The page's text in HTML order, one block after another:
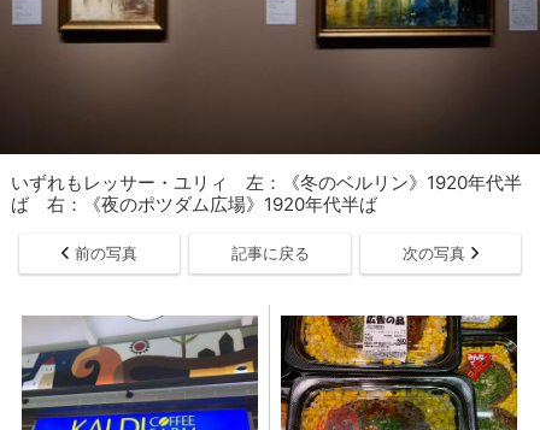
いずれもレッサー・ユリィ 左：《冬のベルリン》1920年代半
ば 右：《夜のポツダム広場》1920年代半ば
前の写真 記事に戻る 次の写真